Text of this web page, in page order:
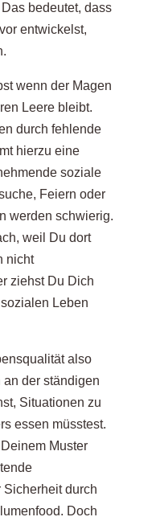
bedeutet, dass
entwickelst,
wenn der Magen
Leere bleibt.
durch fehlende
hierzu eine
soziale
Feiern oder
werden schwierig.
weil Du dort
nicht
ziehst Du Dich
Leben
also
der ständigen
Situationen zu
essen müsstest.
Muster
durch
Doch